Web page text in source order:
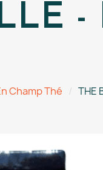
-
Champ Thé THE